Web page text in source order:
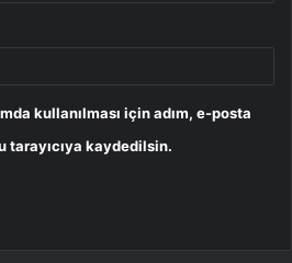
kullanılması için adım, e-posta
tarayıcıya kaydedilsin.